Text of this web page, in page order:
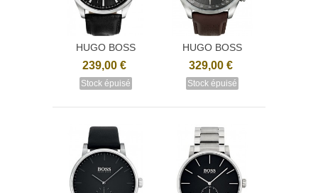
HUGO BOSS
1513464
239,00 €
Stock épuisé
HUGO BOSS
1513476
329,00 €
Stock épuisé